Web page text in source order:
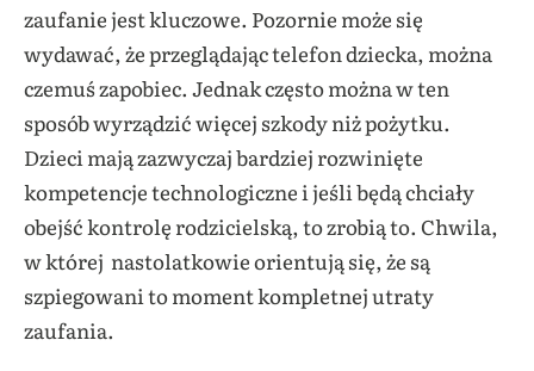
zaufanie jest kluczowe. Pozornie może się
wydawać, że przeglądając telefon dziecka, można
czemuś zapobiec. Jednak często można w ten
sposób wyrządzić więcej szkody niż pożytku.
Dzieci mają zazwyczaj bardziej rozwinięte
kompetencje technologiczne i jeśli będą chciały
obejść kontrolę rodzicielską, to zrobią to. Chwila,
w której nastolatkowie orientują się, że są
szpiegowani to moment kompletnej utraty
zaufania.